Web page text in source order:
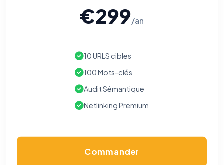
€299/an
10 URLS cibles
100 Mots-clés
Audit Sémantique
Netlinking Premium
Commander